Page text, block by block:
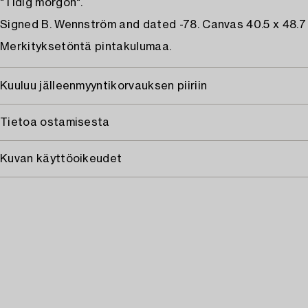
"Tidig morgon".
Signed B. Wennström and dated -78. Canvas 40.5 x 48.7
Merkityksetöntä pintakulumaa.
Kuuluu jälleenmyyntikorvauksen piiriin
Tietoa ostamisesta
Kuvan käyttöoikeudet